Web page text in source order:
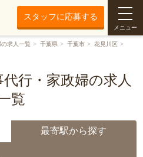
スタッフに応募する
メニュー
求人一覧 千葉県 千葉市
花見川区
行・家政婦の求人
覧
最寄駅から探す